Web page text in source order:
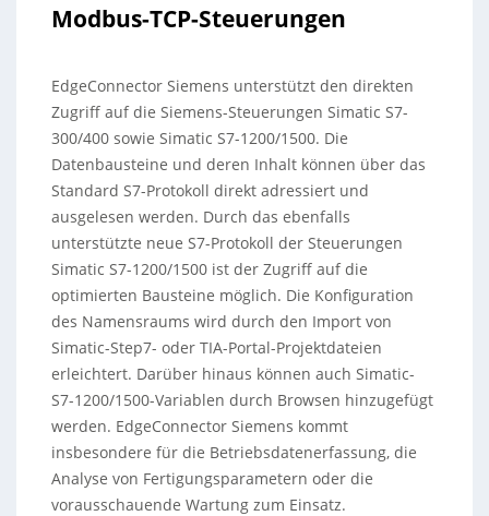
Modbus-TCP-Steuerungen
EdgeConnector Siemens unterstützt den direkten
Zugriff auf die Siemens-Steuerungen Simatic S7-
300/400 sowie Simatic S7-1200/1500. Die
Datenbausteine und deren Inhalt können über das
Standard S7-Protokoll direkt adressiert und
ausgelesen werden. Durch das ebenfalls
unterstützte neue S7-Protokoll der Steuerungen
Simatic S7-1200/1500 ist der Zugriff auf die
optimierten Bausteine möglich. Die Konfiguration
des Namensraums wird durch den Import von
Simatic-Step7- oder TIA-Portal-Projektdateien
erleichtert. Darüber hinaus können auch Simatic-
S7-1200/1500-Variablen durch Browsen hinzugefügt
werden. EdgeConnector Siemens kommt
insbesondere für die Betriebsdatenerfassung, die
Analyse von Fertigungsparametern oder die
vorausschauende Wartung zum Einsatz.